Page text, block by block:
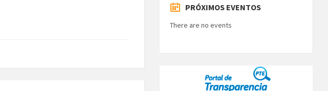
PRÓXIMOS EVENTOS
There are no events